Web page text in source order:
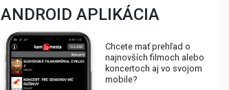
ANDROID APLIKÁCIA
Chcete mať prehľad o
najnovších filmoch alebo
koncertoch aj vo svojom
mobile?